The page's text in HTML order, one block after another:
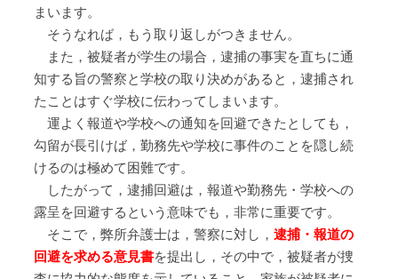
まいます。
そうなれば，もう取り返しがつきません。
また，被疑者が学生の場合，逮捕の事実を直ちに通
知する旨の警察と学校の取り決めがあると，逮捕され
たことはすぐ学校に伝わってしまいます。
運よく報道や学校への通知を回避できたとしても，
勾留が長引けば，勤務先や学校に事件のことを隠し続
けるのは極めて困難です。
したがって，逮捕回避は，報道や勤務先・学校への
露呈を回避するという意味でも，非常に重要です。
そこで，弊所弁護士は，警察に対し， 逮捕・報道の
回避を求める意見書を提出し，その中で，被疑者が捜